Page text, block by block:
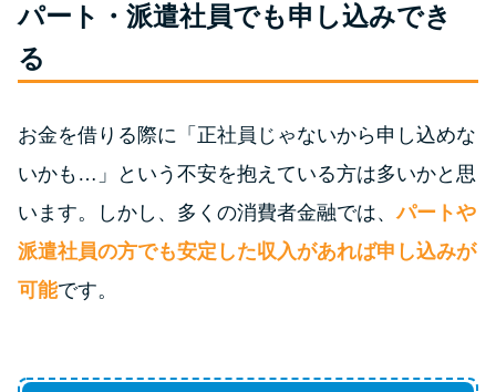
やシステムをカードローンと比
未成年でもお金を借りられる？
学生がお金を借りる方法があ
る？
パート・派遣社員でも申し込みでき
る
お金を借りる際に「正社員じゃないから申し込めな
いかも…」という不安を抱えている方は多いかと思
います。しかし、多くの消費者金融では、パートや
派遣社員の方でも安定した収入があれば申し込みが
可能です。